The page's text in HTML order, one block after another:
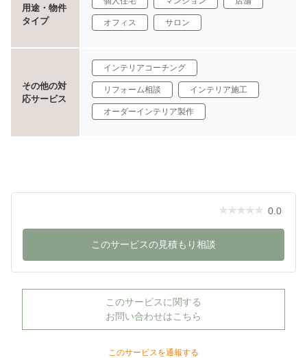
用途・物件
タイプ
オフィス サロン
その他の対
応サービス
インテリアコーチング
リフォーム相談 インテリア施工
オーダーインテリア製作
0.0
このサービスの見積もり相談
このサービスに関する
お問い合わせはこちら
このサービスを通報する